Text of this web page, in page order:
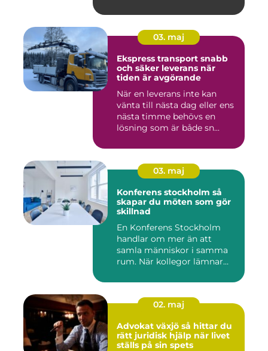
03. maj
Ekspress transport snabb
och säker leverans när
tiden är avgörande
När en leverans inte kan
vänta till nästa dag eller ens
nästa timme behövs en
lösning som är både sn...
03. maj
Konferens stockholm så
skapar du möten som gör
skillnad
En Konferens Stockholm
handlar om mer än att
samla människor i samma
rum. När kollegor lämnar
02. maj
Advokat växjö så hittar du
rätt juridisk hjälp när livet
ställs på sin spets